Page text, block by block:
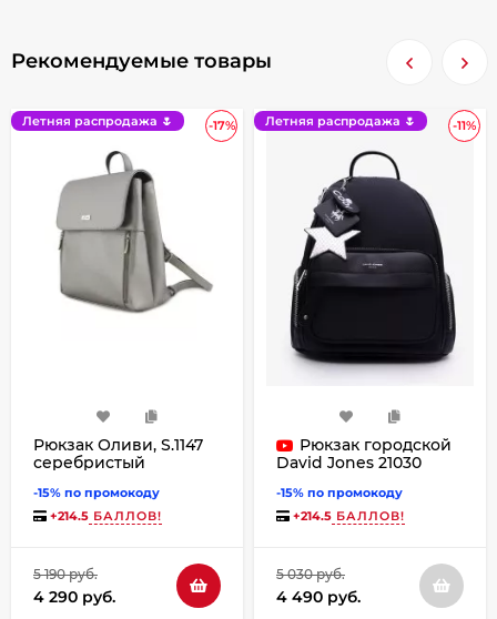
Рекомендуемые товары
-17%
Летняя распродажа 🌷
Рюкзак Оливи, S.1147
серебристый
-15% по промокоду
+214.5 БАЛЛОВ!
5 190 руб.
4 290 руб.
-11%
Летняя распродажа 🌷
Рюкзак городской
David Jones 21030
-15% по промокоду
+214.5 БАЛЛОВ!
5 030 руб.
4 490 руб.